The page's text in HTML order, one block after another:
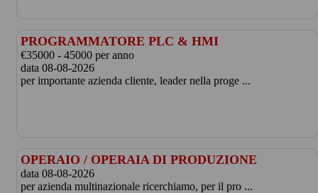
PROGRAMMATORE PLC & HMI
€35000 - 45000 per anno
data 08-08-2026
per importante azienda cliente, leader nella proge ...
OPERAIO / OPERAIA DI PRODUZIONE
data 08-08-2026
per azienda multinazionale ricerchiamo, per il pro ...